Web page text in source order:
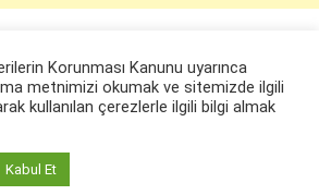
© ruyaevi.com 2022
Korunması Kanunu uyarınca
metnimizi okumak ve sitemizde ilgili
kullanılan çerezlerle ilgili bilgi almak
Kabul Et